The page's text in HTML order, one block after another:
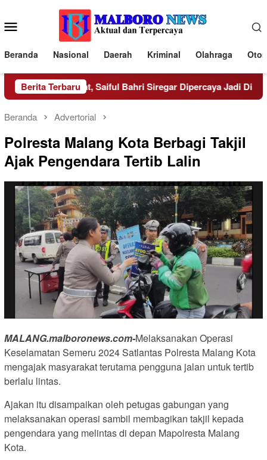
konten
Menu
Mobile
Beranda Nasional Daerah Kriminal Olahraga
Berita Terbaru
ke Pusat, Saiful Bahri Siregar Dipercaya Jadi Dirpen
Beranda Advertorial
Polresta Malang Kota Berbagi Takjil
Ajak Pengendara Tertib Lalin
MALANG.malboronews.com-Melaksanakan Operasi
Keselamatan Semeru 2024 Satlantas Polresta Malang Kota
mengajak masyarakat terutama pengguna jalan untuk tertib
berlalu lintas.
Ajakan itu disampaikan oleh petugas gabungan yang
melaksanakan operasi sambil membagikan takjil kepada
pengendara yang melintas di depan Mapolresta Malang
Kota.